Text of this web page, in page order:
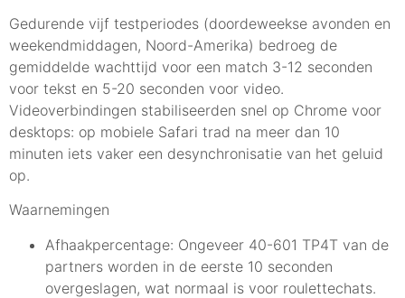
Gedurende vijf testperiodes (doordeweekse avonden en
weekendmiddagen, Noord-Amerika) bedroeg de
gemiddelde wachttijd voor een match 3-12 seconden
voor tekst en 5-20 seconden voor video.
Videoverbindingen stabiliseerden snel op Chrome voor
desktops: op mobiele Safari trad na meer dan 10
minuten iets vaker een desynchronisatie van het geluid
op.
Waarnemingen
Afhaakpercentage: Ongeveer 40-601 TP4T van de
partners worden in de eerste 10 seconden
overgeslagen, wat normaal is voor roulettechats.